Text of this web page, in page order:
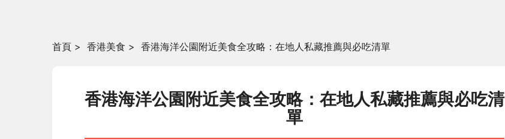
首頁 > 香港美食 > 香港海洋公園附近美食全攻略：在地人私藏推薦與必吃清單
香港海洋公園附近美食全攻略：在地人私藏推薦與必吃清
單